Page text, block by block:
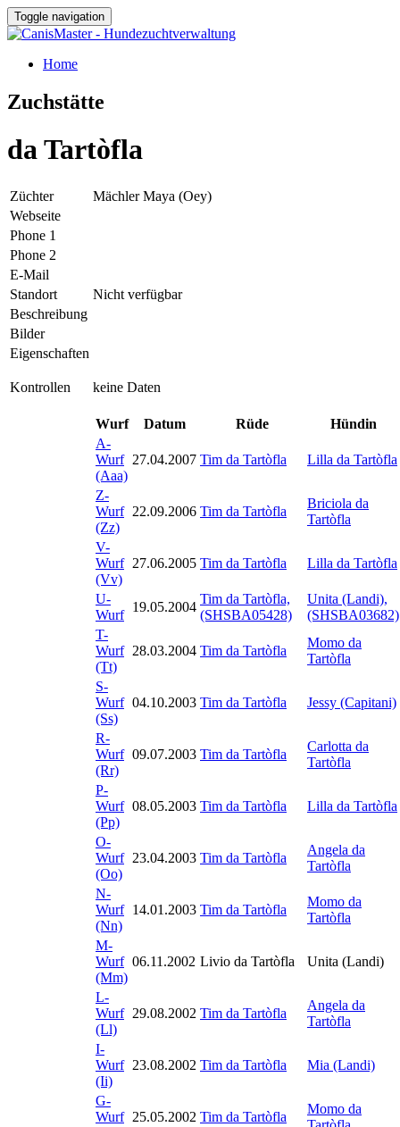
Toggle navigation
Home
Zuchstätte
da Tartòfla
Züchter
Mächler Maya (Oey)
Webseite
Phone 1
Phone 2
E-Mail
Standort
Nicht verfügbar
Beschreibung
Bilder
Eigenschaften
Kontrollen keine Daten
Wurf Datum Rüde
Hündin
A-
Wurf
(Aaa)
27.04.2007 Tim da Tartòfla Lilla da Tartòfla
Z-
Wurf
(Zz)
22.09.2006 Tim da Tartòfla
Briciola da
Tartòfla
V-
Wurf
(Vv)
27.06.2005 Tim da Tartòfla Lilla da Tartòfla
U-
Wurf
19.05.2004
Tim da Tartòfla,
(SHSBA05428)
Unita (Landi),
(SHSBA03682)
T-
Wurf
(Tt)
28.03.2004 Tim da Tartòfla
Momo da
Tartòfla
S-
Wurf
(Ss)
04.10.2003 Tim da Tartòfla Jessy (Capitani)
R-
Wurf
(Rr)
09.07.2003 Tim da Tartòfla
Carlotta da
Tartòfla
P-
Wurf
(Pp)
08.05.2003 Tim da Tartòfla Lilla da Tartòfla
O-
Wurf
(Oo)
23.04.2003 Tim da Tartòfla
Angela da
Tartòfla
N-
Wurf
(Nn)
14.01.2003 Tim da Tartòfla
Momo da
Tartòfla
M-
Wurf
(Mm)
06.11.2002 Livio da Tartòfla Unita (Landi)
L-
Wurf
(Ll)
29.08.2002 Tim da Tartòfla
Angela da
Tartòfla
I-
Wurf
(Ii)
23.08.2002 Tim da Tartòfla Mia (Landi)
G-
Wurf 25.05.2002 Tim da Tartòfla
Momo da